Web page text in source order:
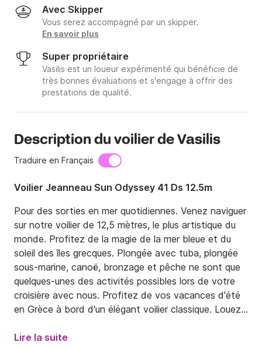
Avec Skipper
Vous serez accompagné par un skipper.
En savoir plus
Super propriétaire
Vasilis est un loueur expérimenté qui bénéficie de
très bonnes évaluations et s'engage à offrir des
prestations de qualité.
Description du voilier de Vasilis
Traduire en Français
Voilier Jeanneau Sun Odyssey 41 Ds 12.5m
Pour des sorties en mer quotidiennes. Venez naviguer
sur notre voilier de 12,5 mètres, le plus artistique du
monde. Profitez de la magie de la mer bleue et du
soleil des îles grecques. Plongée avec tuba, plongée
sous-marine, canoë, bronzage et pêche ne sont que
quelques-unes des activités possibles lors de votre
croisière avec nous. Profitez de vos vacances d'été
en Grèce à bord d'un élégant voilier classique. Louez
des eaux cristallines sur nos plages immaculées et
Lire la suite